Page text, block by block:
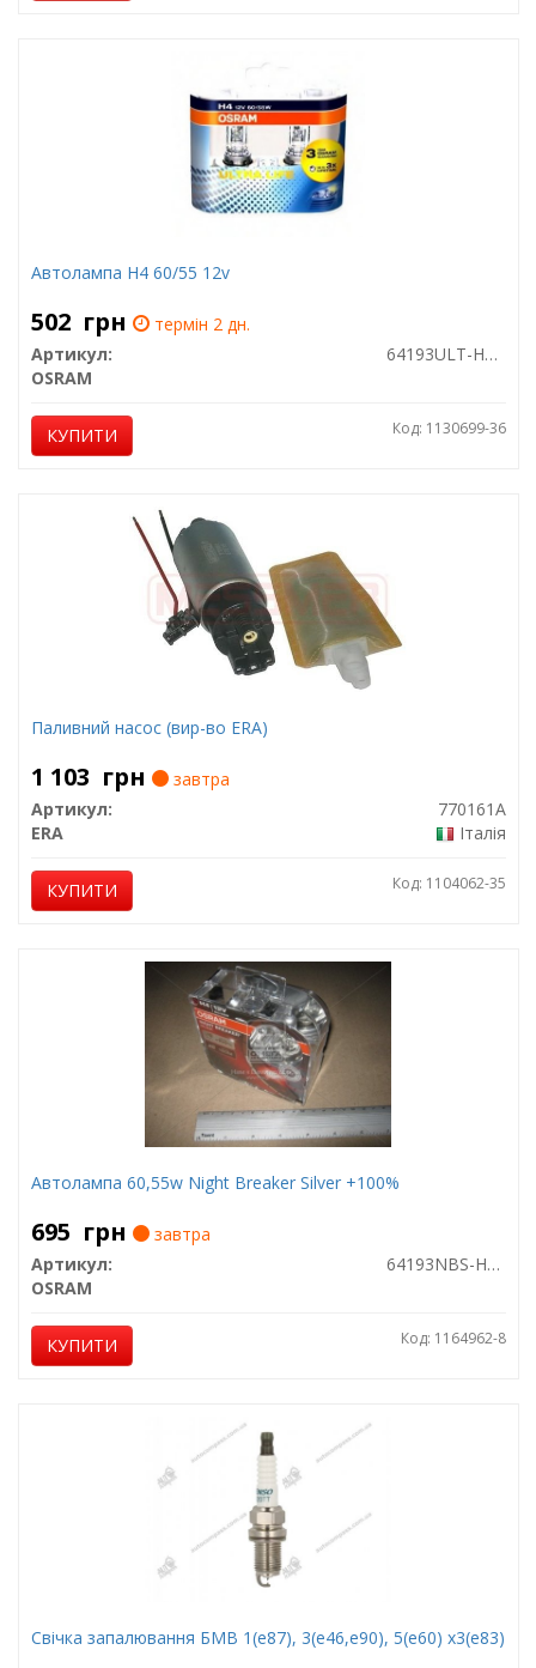
Автолампа H4 60/55 12v
502 грн
термін 2 дн.
Артикул:
64193ULT-HCB
OSRAM
КУПИТИ Код: 1130699-36
Паливний насос (вир-во ERA)
1 103 грн
завтра
Артикул:
770161A
ERA
Італія
КУПИТИ Код: 1104062-35
Автолампа 60,55w Night Breaker Silver +100%
695 грн
завтра
Артикул:
64193NBS-HCB
OSRAM
КУПИТИ Код: 1164962-8
Свічка запалювання БМВ 1(е87), 3(е46,е90), 5(е60) х3(е83)